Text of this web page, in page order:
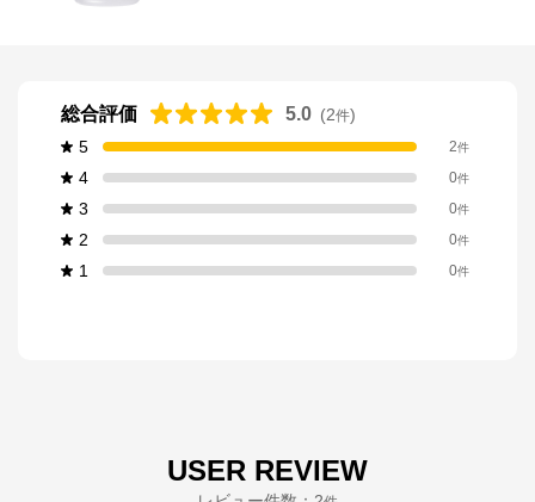
総合評価 5.0 (2件)
5
2件
4 0件
3 0件
2 0件
1 0件
USER REVIEW